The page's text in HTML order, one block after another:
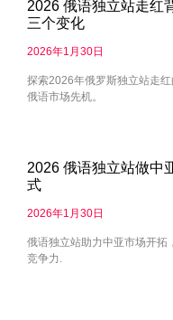
2026 俄语独立站走红
三个变化
2026年1月30日
探索2026年俄罗斯独立站走
俄语市场先机。
2026 俄语独立站做中
式
2026年1月30日
俄语独立站助力中亚市场开拓
竞争力.